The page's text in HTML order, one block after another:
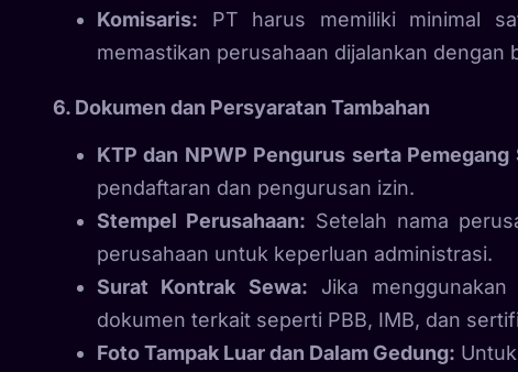
Komisaris: PT harus memiliki minimal
memastikan perusahaan dijalankan dengan
6. Dokumen dan Persyaratan Tambahan
KTP dan NPWP Pengurus serta Pemegang
pendaftaran dan pengurusan izin.
Stempel Perusahaan: Setelah nama
perusahaan untuk keperluan administrasi.
Surat Kontrak Sewa: Jika
dokumen terkait seperti PBB, IMB, dan
Foto Tampak Luar dan Dalam Gedung: